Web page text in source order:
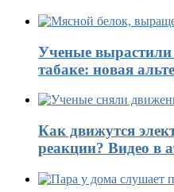
Ученые вырастили
табаке: новая
Как движутся
реакции? Видео в